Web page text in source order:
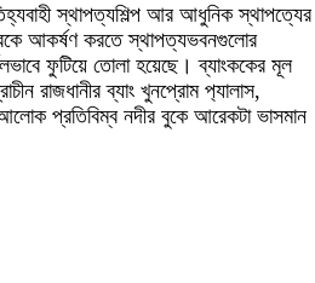
স্থাপত্যশিল্প আর আধুনিক স্থাপত্যের
আকর্ষণ করতে স্থাপত্যভবনগুলোর
ফুটিয়ে তোলা হয়েছে। ব্যাংককের মূল
রাজধানীর ব্যাং খুনপ্রোম প‌্যালাস,
প্রতিবিম্ব নদীর বুকে আরেকটা ভাসমান